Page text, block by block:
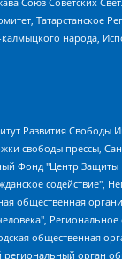
Татарстанское
народа,
фонд развития филантропии, Deutsche Welle (Германия, Kurt-Schumacher-Strasse 3, 53113 Bonn), Борзунова Мария Михайловна, Воробьев Виктор Викторович, Голубева Анна Львовна, Константинова Алла Михайловна, Малкова Ирина Владимировна, Мурадов Мурад Абдулгалимович, Осетинская Елизавета Николаевна, Понасенков Евгений Николаевич, Ганапольский Матвей Юрьевич, Киселев Евгений Алексеевич, Борухович Ирина Григорьевна, Дремин Иван Тимофеевич, Дубровский Дмитрий Викторович, Красноярская региональная общественная организация поддержки и развития альтернативных образовательных технологий и межкультурных коммуникаций "ИНТЕРРА", Маяковская Екатерина Алексеевна, Фейгин Марк Захарович, Филимонов Андрей Викторович, Дзугкоева Регина Николаевна, Доброхотов Роман Александрович, Дудь Юрий Александрович, Елкин Сергей Владимирович, Кругликов Кирилл Игоревич, Сабунаева Мария Леонидовна, Семенов Алексей Владимирович, Шаинян Карен Багратович, Шульман Екатерина